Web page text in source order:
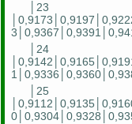
│23
│24
│25